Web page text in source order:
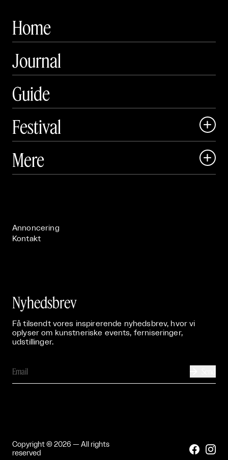
Home
Journal
Guide
Festival

 Art Matter Festival
Mere 
Annoncering
Kontakt
Nyhedsbrev
Få tilsendt vores inspirerende nyhedsbrev, hvor vi
oplyser om kunstneriske events, ferniseringer,
udstillinger.
Copyright © 2026 — All rights
reserved
 